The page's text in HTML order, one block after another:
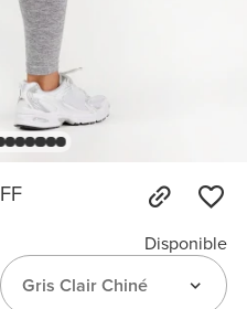
Disponible
Gris Clair Chiné